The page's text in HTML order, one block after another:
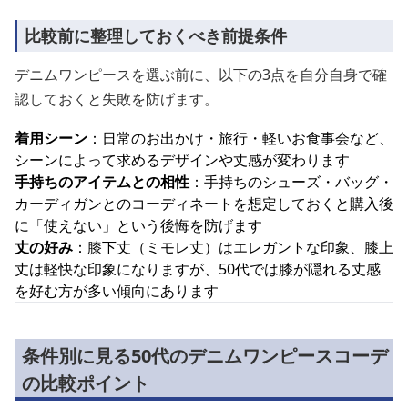
比較前に整理しておくべき前提条件
デニムワンピースを選ぶ前に、以下の3点を自分自身で確
認しておくと失敗を防げます。
着用シーン ：日常のお出かけ・旅行・軽いお食事会など、
シーンによって求めるデザインや丈感が変わります
手持ちのアイテムとの相性 ：手持ちのシューズ・バッグ・
カーディガンとのコーディネートを想定しておくと購入後
に「使えない」という後悔を防げます
丈の好み ：膝下丈（ミモレ丈）はエレガントな印象、膝上
丈は軽快な印象になりますが、50代では膝が隠れる丈感
を好む方が多い傾向にあります
条件別に見る50代のデニムワンピースコーデ
の比較ポイント